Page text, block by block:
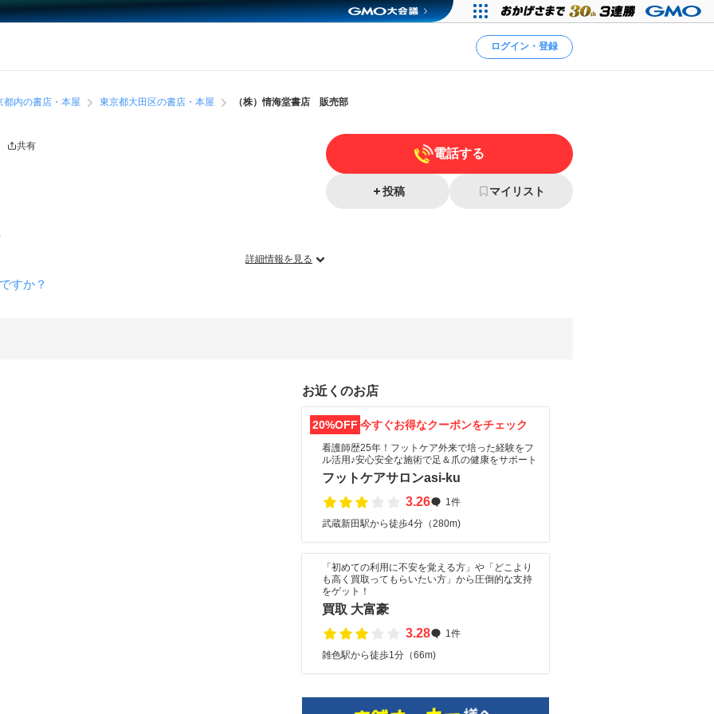
ログイン・登録
都内の書店・本屋 東京都大田区の書店・本屋 （株）情海堂書店 販売部
共有
詳細情報を見る
すか？
電話する
投稿 マイリスト
お近くのお店
20%OFF 今すぐお得なクーポンをチェック
看護師歴25年！フットケア外来で培った経験をフ
ル活用♪安心安全な施術で足＆爪の健康をサポート
フットケアサロンasi-ku
3.26
1件
武蔵新田駅から徒歩4分（280m)
「初めての利用に不安を覚える方」や「どこより
も高く買取ってもらいたい方」から圧倒的な支持
をゲット！
買取 大富豪
3.28
1件
雑色駅から徒歩1分（66m)